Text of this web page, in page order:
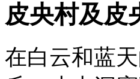
皮央村及皮
在白云和蓝